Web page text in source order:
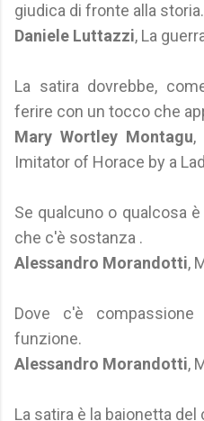
giudica di fronte alla storia.
Daniele Luttazzi, La
La satira dovrebbe,
ferire con un tocco che
Mary Wortley Montagu,
Imitator of Horace by a
Se qualcuno o qualcosa
che c'è sostanza .
Alessandro Morandotti,
Dove c'è
funzione.
Alessandro Morandotti,
La satira è la baionetta